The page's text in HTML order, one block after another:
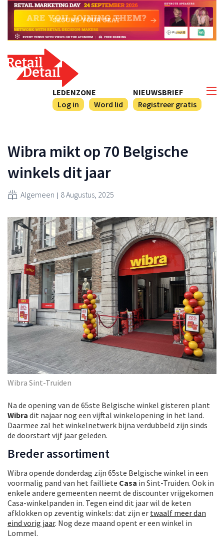
NIEUWSBRIEF
Registreer gratis
LEDENZONE
Log in
Word lid
Wibra mikt op 70 Belgische
winkels dit jaar
Algemeen 8 Augustus, 2025
Wibra Sint-Truiden
Na de opening van de 65ste Belgische winkel gisteren plant
Wibra dit najaar nog een vijftal winkelopening in het land.
Daarmee zal het winkelnetwerk bijna verdubbeld zijn sinds
de doorstart vijf jaar geleden.
Breder assortiment
Wibra opende donderdag zijn 65ste Belgische winkel in een
voormalig pand van het failliete Casa in Sint-Truiden. Ook in
enkele andere gemeenten neemt de discounter vrijgekomen
Casa-winkelpanden in. Tegen eind dit jaar wil de keten
afklokken op zeventig winkels: dat zijn er twaalf meer dan
eind vorig jaar. Nog deze maand opent er een winkel in
Lommel.